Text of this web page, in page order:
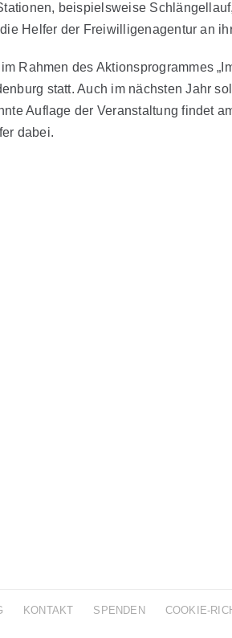
beispielsweise
Helfer der Freiwilligenagentur an
Rahmen des Aktionsprogrammes
statt. Auch im nächsten Jahr
Auflage der Veranstaltung findet
dabei.
KONTAKT SPENDEN COOKIE-